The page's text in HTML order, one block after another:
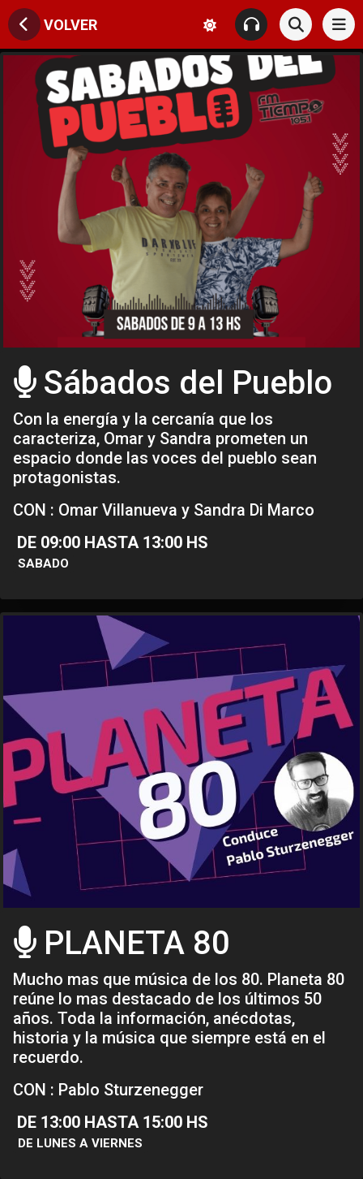
VOLVER
Sábados del Pueblo
Con la energía y la cercanía que los
caracteriza, Omar y Sandra prometen un
espacio donde las voces del pueblo sean
protagonistas.
CON : Omar Villanueva y Sandra Di Marco
DE 09:00 HASTA 13:00 HS
SABADO
PLANETA 80
Mucho mas que música de los 80. Planeta 80
reúne lo mas destacado de los últimos 50
años. Toda la información, anécdotas,
historia y la música que siempre está en el
recuerdo.
CON : Pablo Sturzenegger
DE 13:00 HASTA 15:00 HS
DE LUNES A VIERNES